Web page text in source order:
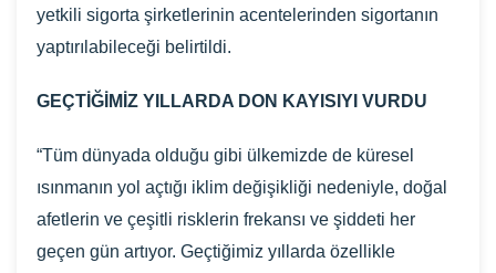
yetkili sigorta şirketlerinin acentelerinden sigortanın
yaptırılabileceği belirtildi.
GEÇTİĞİMİZ YILLARDA DON KAYISIYI VURDU
“Tüm dünyada olduğu gibi ülkemizde de küresel
ısınmanın yol açtığı iklim değişikliği nedeniyle, doğal
afetlerin ve çeşitli risklerin frekansı ve şiddeti her
geçen gün artıyor. Geçtiğimiz yıllarda özellikle